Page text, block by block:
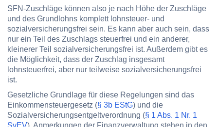
SFN-Zuschläge können also je nach Höhe der Zuschläge
und des Grundlohns komplett lohnsteuer- und
sozialversicherungsfrei sein. Es kann aber auch sein, dass
nur ein Teil des Zuschlags steuerfrei und ein anderer,
kleinerer Teil sozialversicherungsfrei ist. Außerdem gibt es
die Möglichkeit, dass der Zuschlag insgesamt
lohnsteuerfrei, aber nur teilweise sozialversicherungsfrei
ist.
Gesetzliche Grundlage für diese Regelungen sind das
Einkommensteuergesetz (§ 3b EStG) und die
Sozialversicherungsentgeltverordnung (§ 1 Abs. 1 Nr. 1